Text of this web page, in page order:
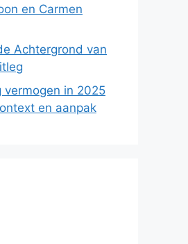
en Carmen
Achtergrond van
vermogen in 2025
en aanpak